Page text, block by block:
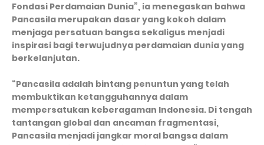
Fondasi Perdamaian Dunia”, ia menegaskan bahwa
Pancasila merupakan dasar yang kokoh dalam
menjaga persatuan bangsa sekaligus menjadi
inspirasi bagi terwujudnya perdamaian dunia yang
berkelanjutan.
“Pancasila adalah bintang penuntun yang telah
membuktikan ketangguhannya dalam
mempersatukan keberagaman Indonesia. Di tengah
tantangan global dan ancaman fragmentasi,
Pancasila menjadi jangkar moral bangsa dalam